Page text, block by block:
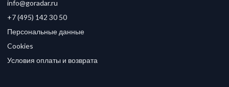
info@goradar.ru
+7 (495) 142 30 50
Персональные данные
Cookies
Условия оплаты и возврата